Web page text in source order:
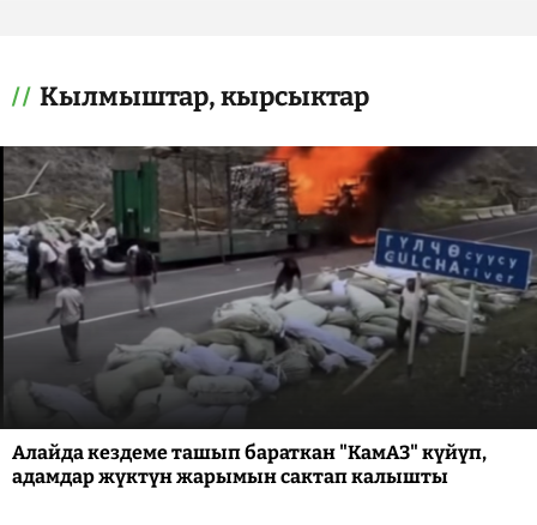
Кылмыштар, кырсыктар
Алайда кездеме ташып бараткан "КамАЗ" күйүп,
адамдар жүктүн жарымын сактап калышты